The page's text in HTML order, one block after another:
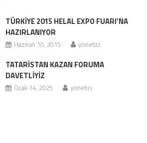
TÜRKİYE 2015 HELAL EXPO FUARI’NA
HAZIRLANIYOR
Haziran 10, 2015 yonetici
TATARİSTAN KAZAN FORUMA
DAVETLİYİZ
Ocak 14, 2025 yonetici